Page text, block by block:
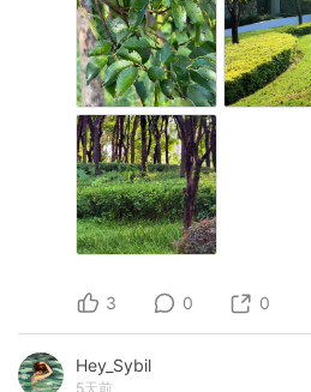
3 0 0
Hey_Sybil
5天前